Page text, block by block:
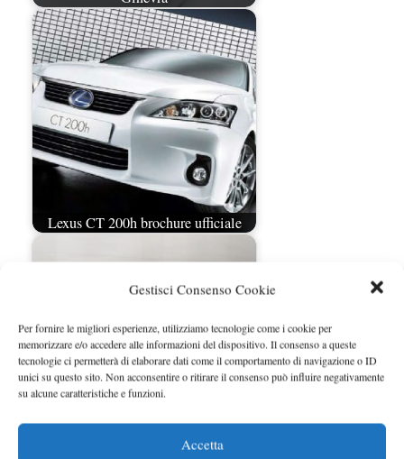
Gestisci Consenso Cookie
Per fornire le migliori esperienze, utilizziamo tecnologie come i cookie per
memorizzare e/o accedere alle informazioni del dispositivo. Il consenso a queste
tecnologie ci permetterà di elaborare dati come il comportamento di navigazione o ID
unici su questo sito. Non acconsentire o ritirare il consenso può influire negativamente
su alcune caratteristiche e funzioni.
Accetta
Lexus CT 200h brochure ufficiale
Lexus CT 200h prezzi in Italia